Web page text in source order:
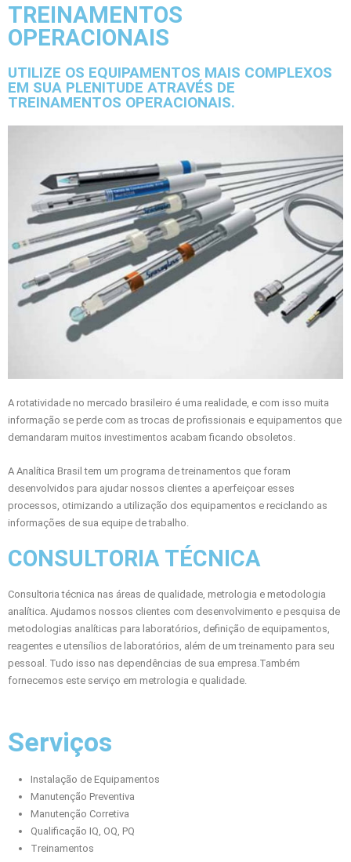
TREINAMENTOS
OPERACIONAIS
UTILIZE OS EQUIPAMENTOS MAIS COMPLEXOS
EM SUA PLENITUDE ATRAVÉS DE
TREINAMENTOS OPERACIONAIS.
A rotatividade no mercado brasileiro é uma realidade, e com isso muita
informação se perde com as trocas de profissionais e equipamentos que
demandaram muitos investimentos acabam ficando obsoletos.
A Analítica Brasil tem um programa de treinamentos que foram
desenvolvidos para ajudar nossos clientes a aperfeiçoar esses
processos, otimizando a utilização dos equipamentos e reciclando as
informações de sua equipe de trabalho.
CONSULTORIA TÉCNICA
Consultoria técnica nas áreas de qualidade, metrologia e metodologia
analítica. Ajudamos nossos clientes com desenvolvimento e pesquisa de
metodologias analíticas para laboratórios, definição de equipamentos,
reagentes e utensílios de laboratórios, além de um treinamento para seu
pessoal. Tudo isso nas dependências de sua empresa.Também
fornecemos este serviço em metrologia e qualidade.
Serviços
Instalação de Equipamentos
Manutenção Preventiva
Manutenção Corretiva
Qualificação IQ, OQ, PQ
Treinamentos